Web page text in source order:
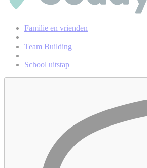
Familie en vrienden
|
Team Building
|
School uitstap